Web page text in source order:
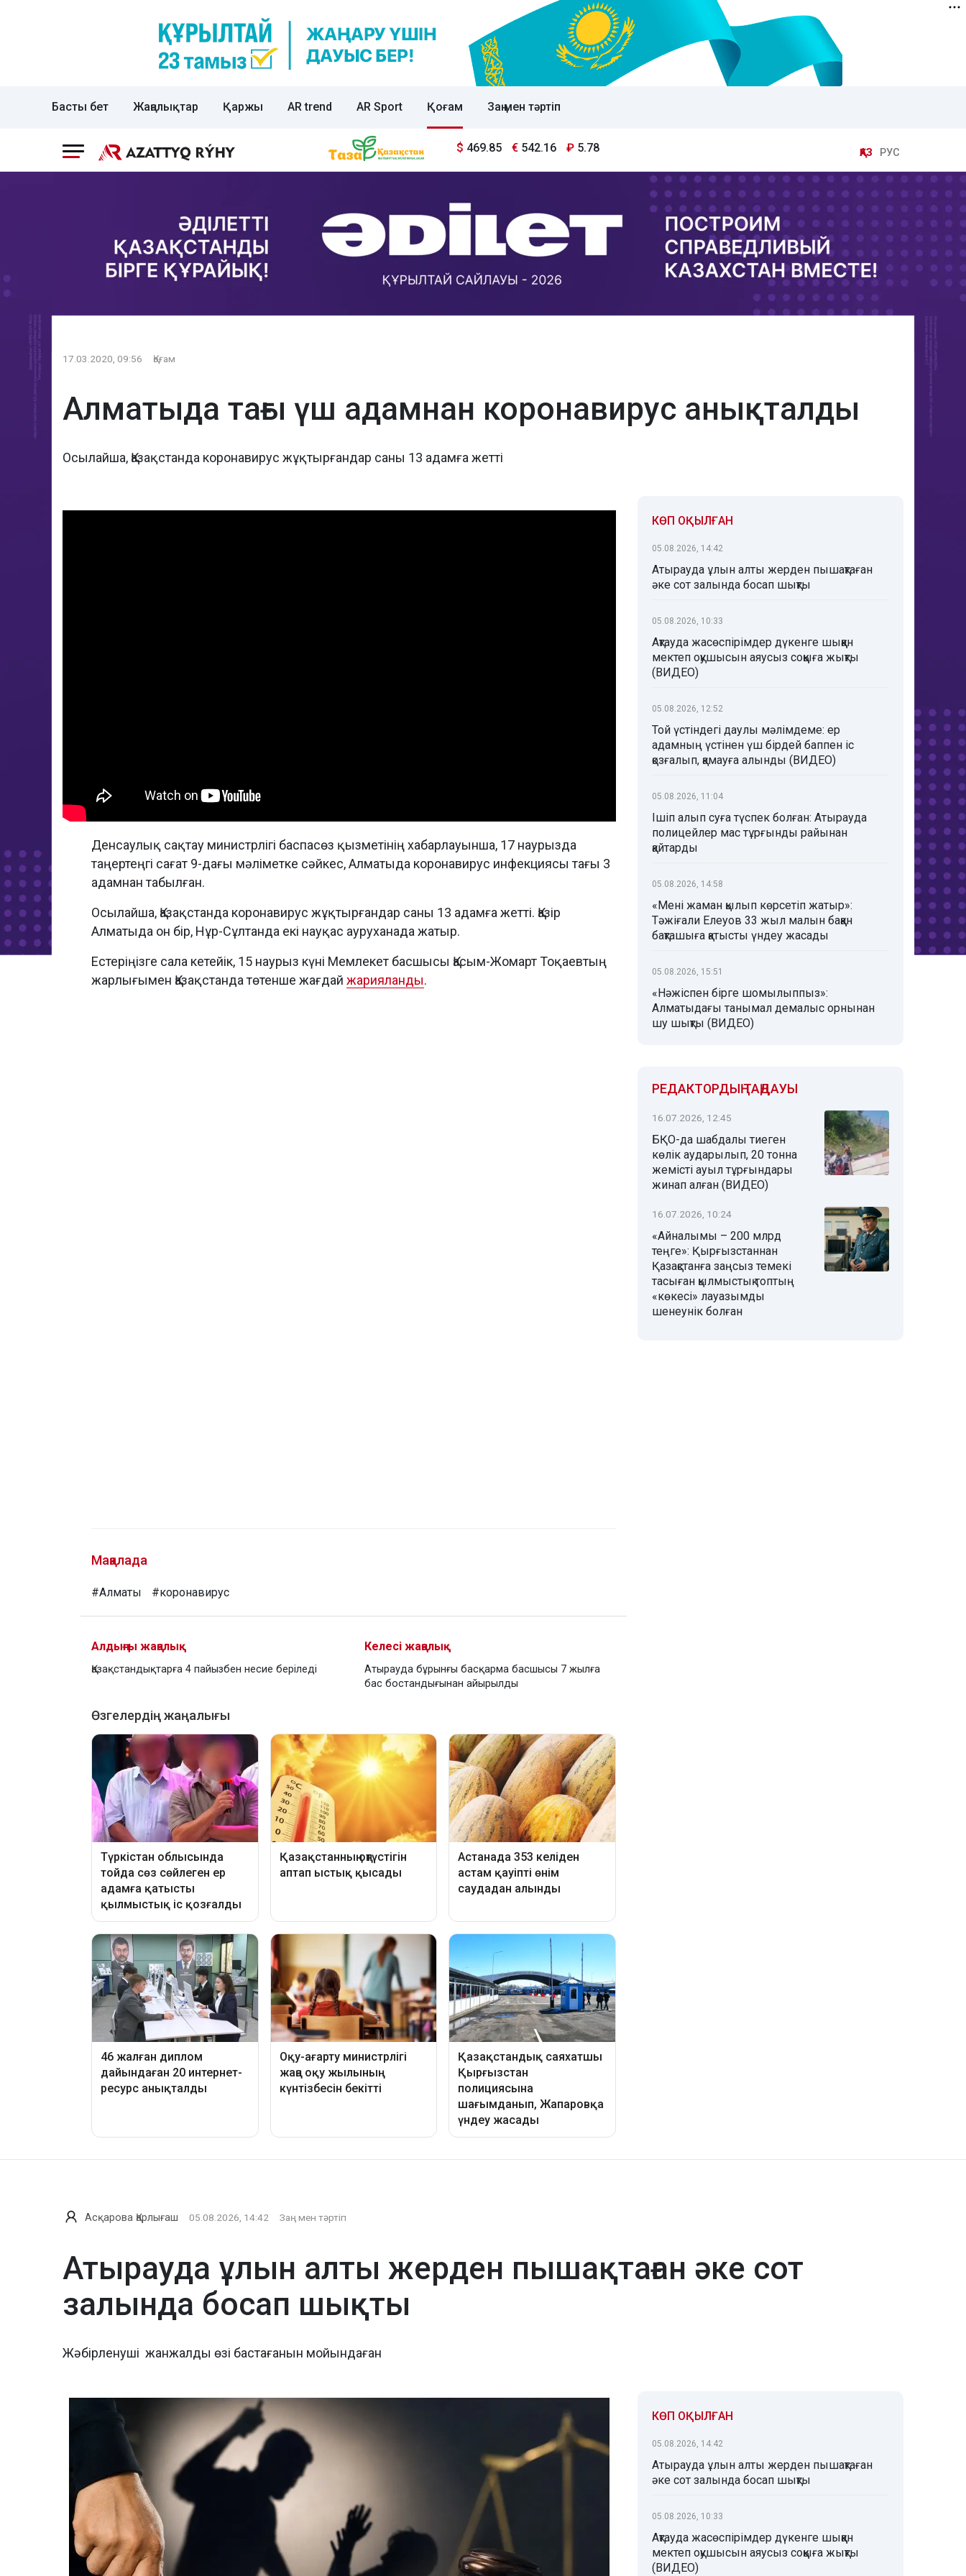
Басты бет Жаңалықтар Қаржы AR trend AR Sport Қоғам Заң мен тәртіп
$ 469.85 € 542.16 ₽ 5.78 ҚАЗ РУС
17.03.2020, 09:56 Қоғам
Алматыда тағы үш адамнан коронавирус анықталды
Осылайша, Қазақстанда коронавирус жұқтырғандар саны 13 адамға жетті
Денсаулық сақтау министрлігі баспасөз қызметінің хабарлауынша, 17 наурызда
таңертеңгі сағат 9-дағы мәліметке сәйкес, Алматыда коронавирус инфекциясы тағы 3
адамнан табылған.
Осылайша, Қазақстанда коронавирус жұқтырғандар саны 13 адамға жетті. Қазір
Алматыда он бір, Нұр-Сұлтанда екі науқас ауруханада жатыр.
Естеріңізге сала кетейік, 15 наурыз күні Мемлекет басшысы Қасым-Жомарт Тоқаевтың
жарлығымен Қазақстанда төтенше жағдай жарияланды.
Мақалада
#Алматы #коронавирус
Алдыңғы жаңалық
Қазақстандықтарға 4 пайызбен несие беріледі
Келесі жаңалық
Атырауда бұрынғы басқарма басшысы 7 жылға
бас бостандығынан айырылды
КӨП ОҚЫЛҒАН
05.08.2026, 14:42
Атырауда ұлын алты жерден пышақтаған
әке сот залында босап шықты
05.08.2026, 10:33
Ақтауда жасөспірімдер дүкенге шыққан
мектеп оқушысын аяусыз соққыға жықты
(ВИДЕО)
05.08.2026, 12:52
Той үстіндегі даулы мәлімдеме: ер
адамның үстінен үш бірдей баппен іс
қозғалып, қамауға алынды (ВИДЕО)
05.08.2026, 11:04
Ішіп алып суға түспек болған: Атырауда
полицейлер мас тұрғынды райынан
қайтарды
05.08.2026, 14:58
«Мені жаман қылып көрсетіп жатыр»:
Тәжіғали Елеуов 33 жыл малын баққан
бақташыға қатысты үндеу жасады
05.08.2026, 15:51
«Нәжіспен бірге шомылыппыз»:
Алматыдағы танымал демалыс орнынан
шу шықты (ВИДЕО)
РЕДАКТОРДЫҢ ТАҢДАУЫ
16.07.2026, 12:45
БҚО-да шабдалы тиеген
көлік аударылып, 20 тонна
жемісті ауыл тұрғындары
жинап алған (ВИДЕО)
16.07.2026, 10:24
«Айналымы – 200 млрд
теңге»: Қырғызстаннан
Қазақстанға заңсыз темекі
тасыған қылмыстық топтың
«көкесі» лауазымды
шенеунік болған
Асқарова Қарлығаш 05.08.2026, 14:42 Заң мен тәртіп
Атырауда ұлын алты жерден пышақтаған әке сот
залында босап шықты
Жәбірленуші жанжалды өзі бастағанын мойындаған
КӨП ОҚЫЛҒАН
05.08.2026, 14:42
Атырауда ұлын алты жерден пышақтаған
әке сот залында босап шықты
05.08.2026, 10:33
Ақтауда жасөспірімдер дүкенге шыққан
мектеп оқушысын аяусыз соққыға жықты
(ВИДЕО)